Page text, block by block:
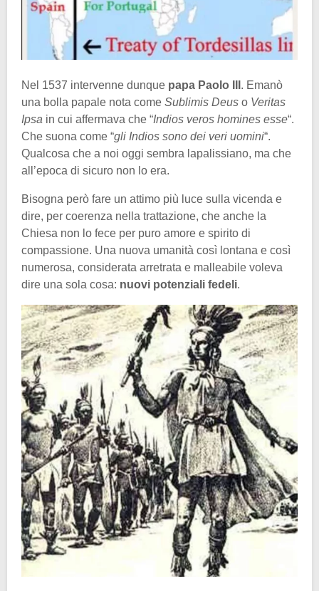
Nel 1537 intervenne dunque papa Paolo III . Emanò
una bolla papale nota come Sublimis Deus o Veritas
Ipsa in cui affermava che “Indios veros homines esse“.
Che suona come “gli Indios sono dei veri uomini“.
Qualcosa che a noi oggi sembra lapalissiano, ma che
all’epoca di sicuro non lo era.
Bisogna però fare un attimo più luce sulla vicenda e
dire, per coerenza nella trattazione, che anche la
Chiesa non lo fece per puro amore e spirito di
compassione. Una nuova umanità così lontana e così
numerosa, considerata arretrata e malleabile voleva
dire una sola cosa: nuovi potenziali fedeli.